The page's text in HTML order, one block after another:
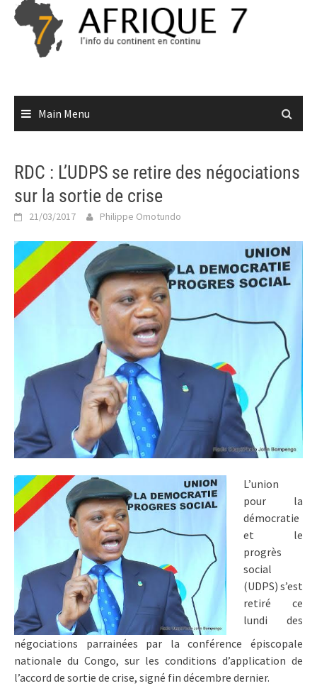
Skip
content
Main Menu
RDC : L’UDPS se retire des négociations
sur la sortie de crise
21/03/2017 Philippe Omotundo
L’union
pour la
démocratie
et le
progrès
social
(UDPS) s’est
retiré ce
lundi des
négociations parrainées par la conférence épiscopale
nationale du Congo, sur les conditions d’application de
l’accord de sortie de crise, signé fin décembre dernier.